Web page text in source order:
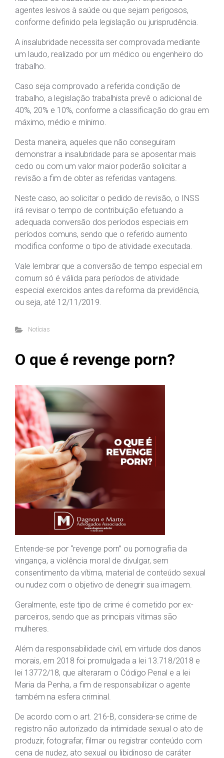
agentes lesivos à saúde ou que sejam perigosos,
conforme definido pela legislação ou jurisprudência.
A insalubridade necessita ser comprovada mediante
um laudo, realizado por um médico ou engenheiro do
trabalho.
Caso seja comprovado a referida condição de
trabalho, a legislação trabalhista prevê o adicional de
40%, 20% e 10%, conforme a classificação do grau em
máximo, médio e mínimo.
Desta maneira, aqueles que não conseguiram
demonstrar a insalubridade para se aposentar mais
cedo ou com um valor maior poderão solicitar a
revisão a fim de obter as referidas vantagens.
Neste caso, ao solicitar o pedido de revisão, o INSS
irá revisar o tempo de contribuição efetuando a
adequada conversão dos períodos especiais em
períodos comuns, sendo que o referido aumento
modifica conforme o tipo de atividade executada.
Vale lembrar que a conversão de tempo especial em
comum só é válida para períodos de atividade
especial exercidos antes da reforma da previdência,
ou seja, até 12/11/2019.
Notícias
O que é revenge porn?
Entende-se por “revenge porn” ou pornografia da
vingança, a violência moral de divulgar, sem
consentimento da vítima, material de conteúdo sexual
ou nudez com o objetivo de denegrir sua imagem.
Geralmente, este tipo de crime é cometido por ex-
parceiros, sendo que as principais vítimas são
mulheres.
Além da responsabilidade civil, em virtude dos danos
morais, em 2018 foi promulgada a lei 13.718/2018 e
lei 13772/18, que alteraram o Código Penal e a lei
Maria da Penha, a fim de responsabilizar o agente
também na esfera criminal.
De acordo com o art. 216-B, considera-se crime de
registro não autorizado da intimidade sexual o ato de
produzir, fotografar, filmar ou registrar conteúdo com
cena de nudez, ato sexual ou libidinoso de caráter